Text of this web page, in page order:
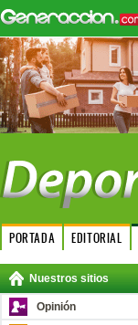
PORTADA EDITORIAL
Nuestros sitios
Opinión